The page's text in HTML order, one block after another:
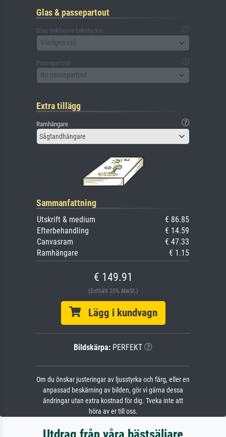
Glas & passepartout
Glas (inklusive bakstycke)
Vänligen välj
Passepartout
No passepartout
Extra tillägg
Ramhängare
Sågtandhängare
Sammanfattning
Utskrift & medium
€ 86.85
Efterbehandling
€ 14.59
Canvasram
€ 47.33
Ramhängare
€ 1.15
€ 149.91
(Enthält 25% MwSt.)
Lägg i kundvagn
Bildskärpa: PERFEKT
Om du önskar justeringar av ljusstyrka och färg, eller en
anpassad beskärning av bilden, gör vi gärna dessa
ändringar utan extra kostnad för dig. Tveka inte att
höra av er till oss.
Utdrag från våra bästsäljare